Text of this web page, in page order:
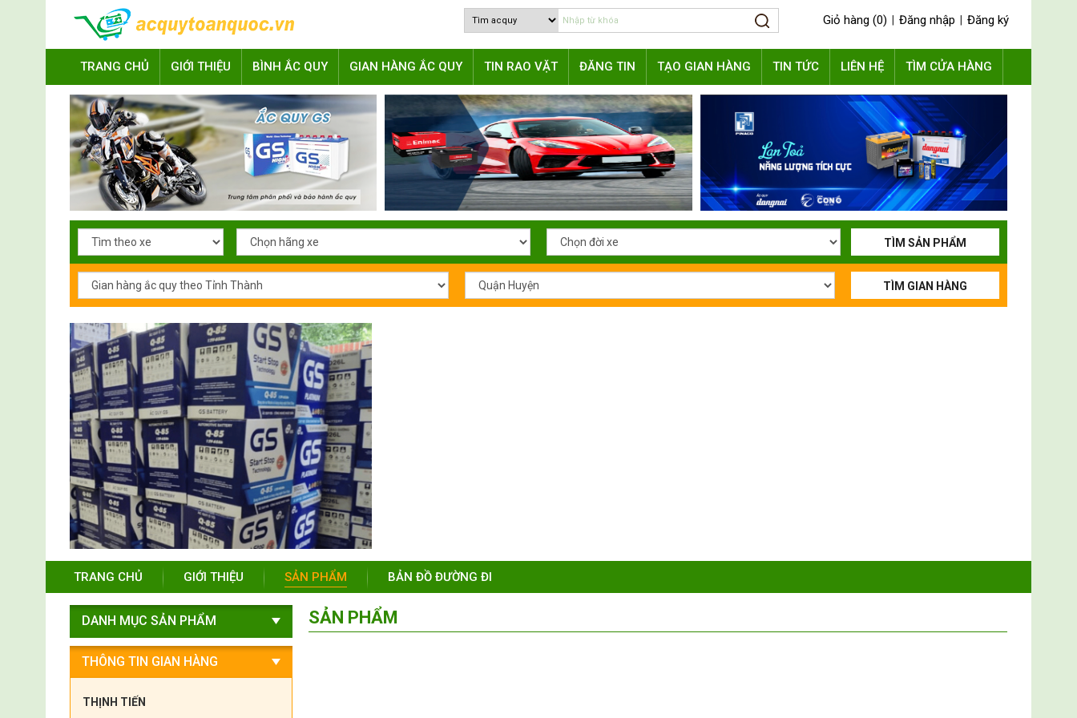
Giỏ hàng (0) Đăng nhập Đăng ký
TRANG CHỦ GIỚI THIỆU BÌNH ẮC QUY GIAN HÀNG ẮC QUY TIN RAO VẶT ĐĂNG TIN TẠO GIAN HÀNG TIN TỨC LIÊN HỆ TÌM CỬA HÀNG
TÌM SẢN PHẨM
TÌM GIAN HÀNG
TRANG CHỦ GIỚI THIỆU SẢN PHẨM BẢN ĐỒ ĐƯỜNG ĐI
DANH MỤC SẢN PHẨM
THÔNG TIN GIAN HÀNG
THỊNH TIẾN
SẢN PHẨM